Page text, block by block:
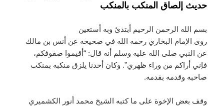
حديث إلصاق المنكب بالمنكب
بسم الله الرحمن الرحيم أبتدئ وبه أستعين
روى الإمام البخاري رحمه الله في صحيحه عن أنس بن مالك
عن النبي صلى الله عليه وسلم أنه قال: “أقيموا صفوفكم،
فإني أراكم من وراء ظهري”. وكان أحدنا يلزق منكبه بمنكب
صاحبه وقدمه بقدمه.
وقف بعض الإخوة على ما كتبه الشيخ محمد أنور الكشميري